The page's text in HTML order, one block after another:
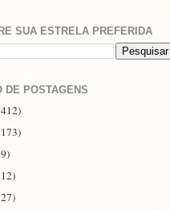
SUA ESTRELA PREFERIDA
DE POSTAGENS